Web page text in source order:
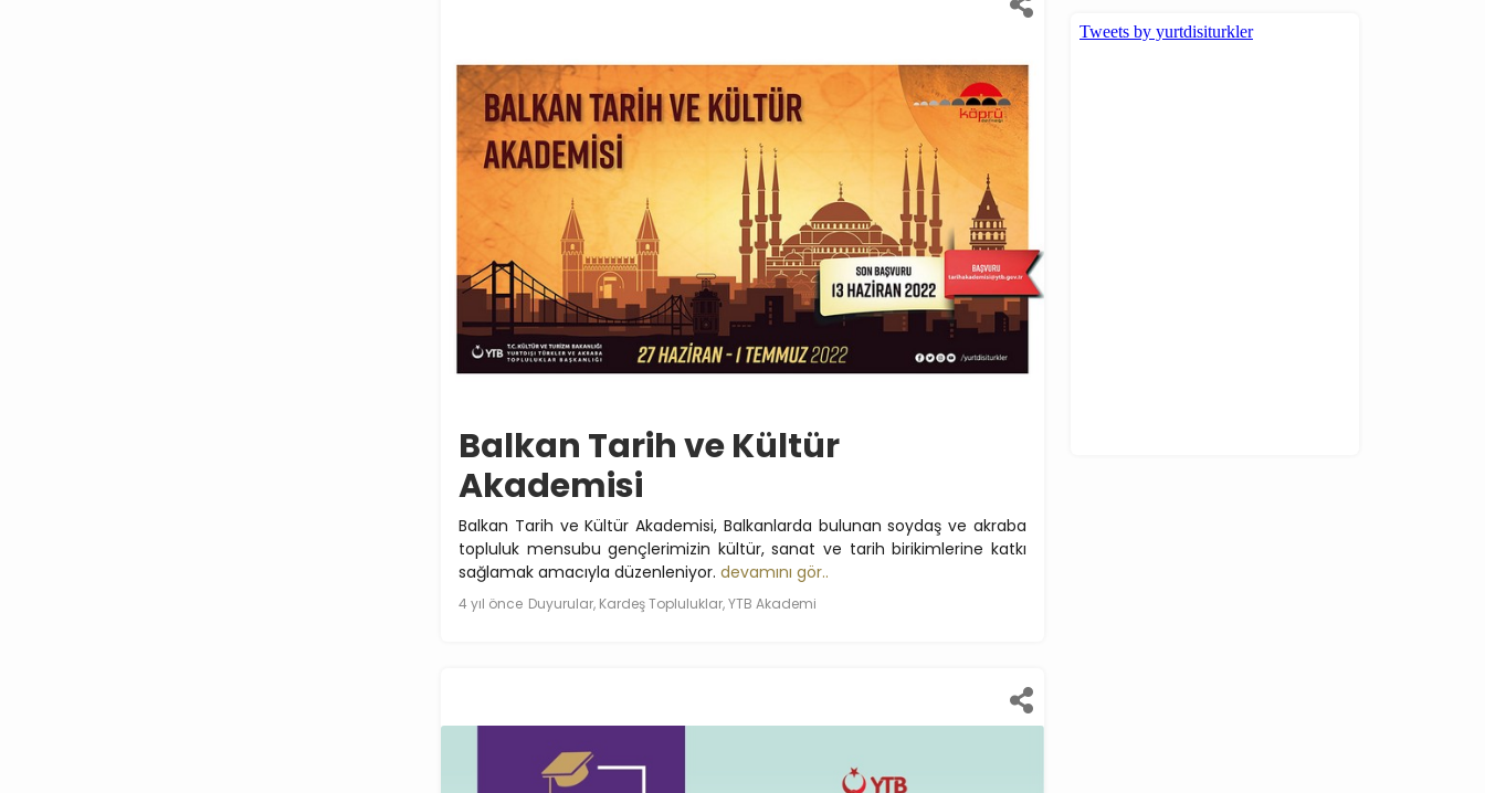
Balkan Tarih ve Kültür
Akademisi
Balkan Tarih ve Kültür Akademisi, Balkanlarda bulunan soydaş ve akraba
topluluk mensubu gençlerimizin kültür, sanat ve tarih birikimlerine katkı
sağlamak amacıyla düzenleniyor. devamını gör..
4 yıl önce Duyurular, Kardeş Topluluklar, YTB Akademi